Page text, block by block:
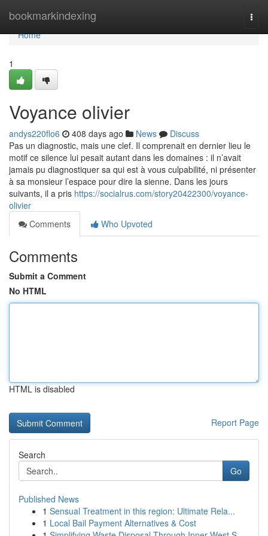
bookmarkindexing
Home
Home
1
Voyance olivier
andys220flo6 408 days ago News
Discuss
Pas un diagnostic, mais une clef. Il comprenait en dernier lieu le
motif ce silence lui pesait autant dans les domaines : il n’avait
jamais pu diagnostiquer sa qui est à vous culpabilité, ni présenter
à sa monsieur l’espace pour dire la sienne. Dans les jours
suivants, il a pris https://socialrus.com/story20422300/voyance-
olivier
Comments
Who Upvoted
Comments
Submit a Comment
No HTML
HTML is disabled
Report Page
Search
Go
Published News
1 Sensual Treatment in this region: Ultimate Rela...
1 Local Bail Payment Alternatives & Cost